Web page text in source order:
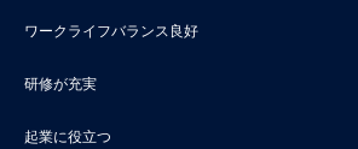
ワークライフバランス良好
研修が充実
起業に役立つ